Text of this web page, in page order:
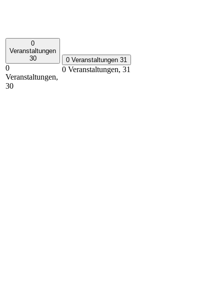
0
Veranstaltungen
30
0
Veranstaltungen,
30
0 Veranstaltungen 31
0 Veranstaltungen, 31